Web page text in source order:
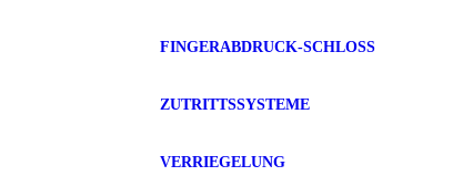
FINGERABDRUCK-SCHLOSS
ZUTRITTSSYSTEME
VERRIEGELUNG